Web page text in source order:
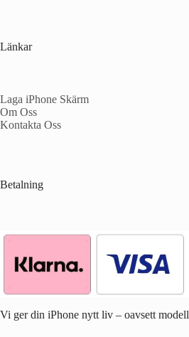
Länkar
Laga iPhone Skärm
Om Oss
Kontakta Oss
Betalning
Vi ger din iPhone nytt liv – oavsett modell